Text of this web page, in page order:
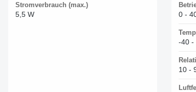
Stromverbrauch (max.)
5,5 W 0 -
-40 -
10 -